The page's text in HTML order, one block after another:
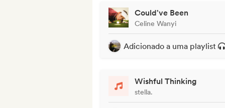
Could've Been
Celine Wanyi
Adicionado a uma playlist
Wishful Thinking
stella.